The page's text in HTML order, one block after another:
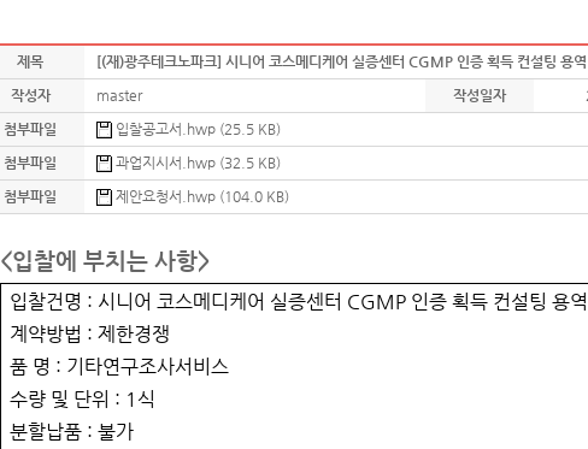
제목
[(재)광주테크노파크] 시니어 코스메디케어 실증센터 CGMP 인증 획득 컨설팅 용역
작성자
master 작성일자
첨부파일
입찰공고서.hwp (25.5 KB)
첨부파일
과업지시서.hwp (32.5 KB)
첨부파일
제안요청서.hwp (104.0 KB)
<입찰에 부치는 사항>
입찰건명 : 시니어 코스메디케어 실증센터 CGMP 인증 획득 컨설팅 용역
계약방법 : 제한경쟁
품 명 : 기타연구조사서비스
수량 및 단위 : 1 식
분할납품 : 불가